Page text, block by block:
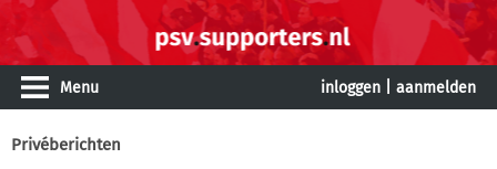
Menu inloggen aanmelden
Privéberichten